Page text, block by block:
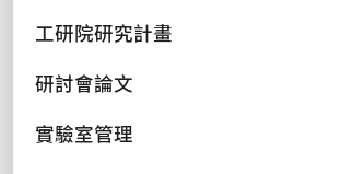
工研院研究計畫
研討會論文
實驗室管理